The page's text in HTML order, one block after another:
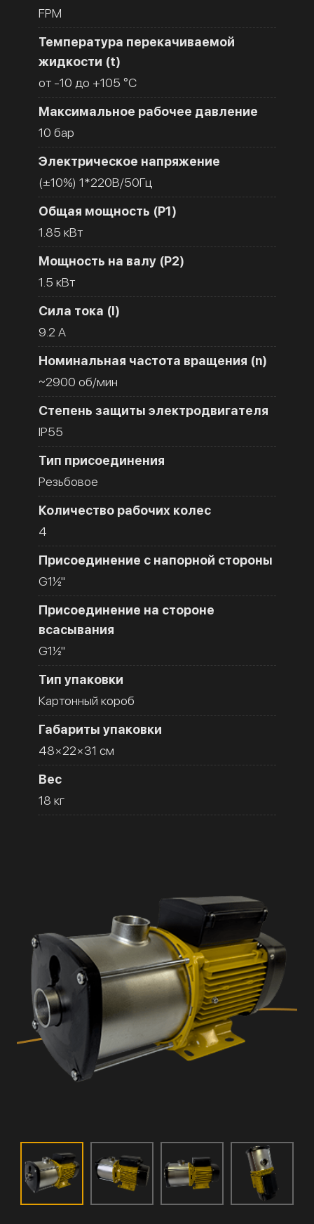
FPM
Температура перекачиваемой
жидкости (t)
от -10 до +105 °C
Максимальное рабочее давление
10 бар
Электрическое напряжение
(±10%) 1*220В/50Гц
Общая мощность (Р1)
1.85 кВт
Мощность на валу (Р2)
1.5 кВт
Сила тока (I)
9.2 A
Номинальная частота вращения (n)
~2900 об/мин
Степень защиты электродвигателя
IP55
Тип присоединения
Резьбовое
Количество рабочих колес
4
Присоединение с напорной стороны
G1½''
Присоединение на стороне
всасывания
G1½''
Тип упаковки
Картонный короб
Габариты упаковки
48×22×31 см
Вес
18 кг